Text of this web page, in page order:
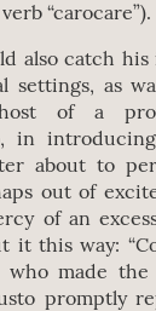
“carocare”).
also catch
settings, as
of a
in
about to
out of
of an
it this way:
who made
promptly